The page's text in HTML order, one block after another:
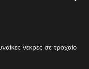
νεκρές σε τροχαίο